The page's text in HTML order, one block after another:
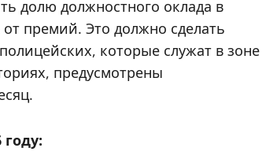
долю должностного оклада в
премий. Это должно сделать
которые служат в зоне
предусмотрены